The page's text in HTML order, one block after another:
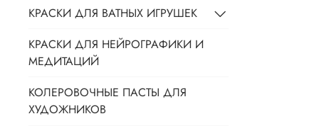
КРАСКИ ДЛЯ ВАТНЫХ ИГРУШЕК
КРАСКИ ДЛЯ НЕЙРОГРАФИКИ И
МЕДИТАЦИЙ
КОЛЕРОВОЧНЫЕ ПАСТЫ ДЛЯ
ХУДОЖНИКОВ